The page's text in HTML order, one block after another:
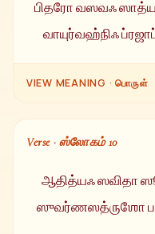
பிதரோ வஸவஃ
வாயுர்வஹ்நிஃ
VIEW MEANING · பொருள்
மருத்துக்கள், மனு, வாயு,
பகவானின் வடிவங்களே.
Verse · ஸ்லோகம் 10
ஆதித்யஃ ஸவிதா
ஸுவர்ணஸத்ருஶோ